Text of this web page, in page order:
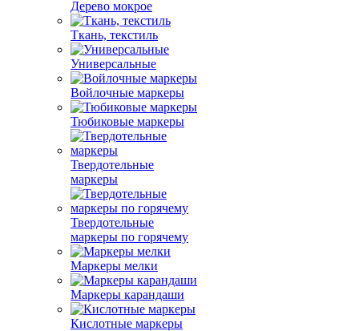
Дерево мокрое
Ткань, текстиль
Универсальные
Войлочные маркеры
Тюбиковые маркеры
Твердотельные
маркеры
Твердотельные
маркеры по горячему
Маркеры мелки
Маркеры карандаши
Кислотные маркеры